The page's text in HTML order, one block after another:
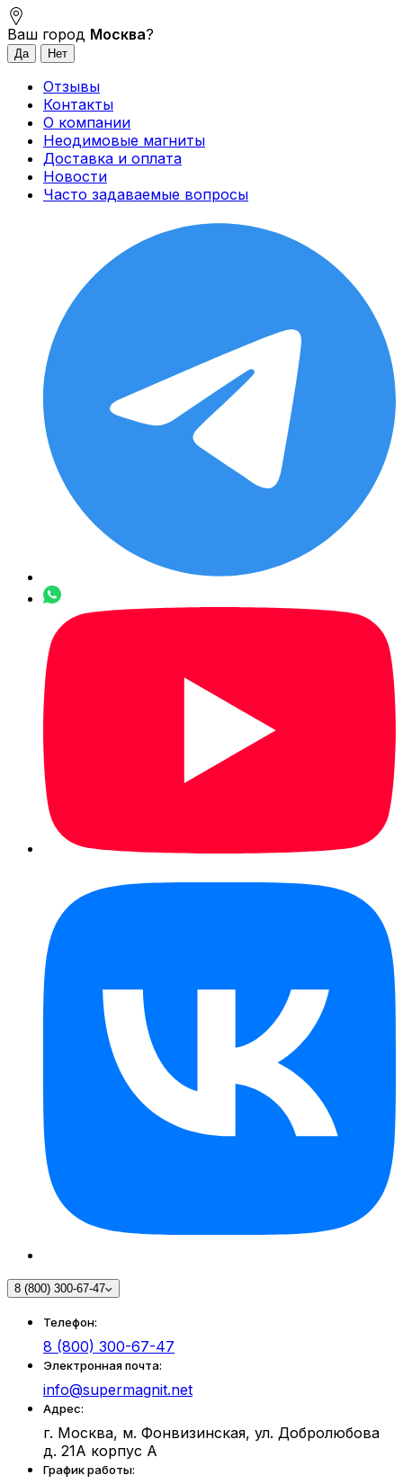
Ваш город Москва?
Отзывы
Контакты
О компании
Неодимовые магниты
Доставка и оплата
Новости
Часто задаваемые вопросы
8 (800) 300-67-47
Телефон:
8 (800) 300-67-47
Электронная почта:
info@supermagnit.net
Адрес:
г. Москва, м. Фонвизинская, ул. Добролюбова
д. 21А корпус А
График работы: